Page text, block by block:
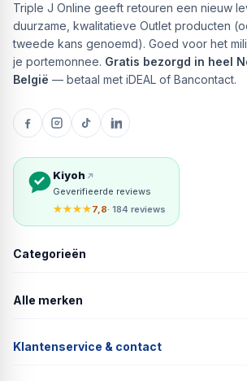
Triple J Online geeft retouren een nieuw
duurzame, kwalitatieve Outlet producten
tweede kans genoemd). Goed voor het
je portemonnee. Gratis bezorgd in heel
België — betaal met iDEAL of Bancontact.
Kiyoh
Geverifieerde reviews
★★★★7,8· 184 reviews
Categorieën
Alle merken
Klantenservice & contact